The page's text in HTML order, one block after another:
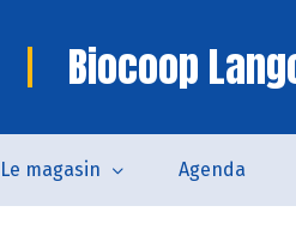
Biocoop
Le magasin Agenda